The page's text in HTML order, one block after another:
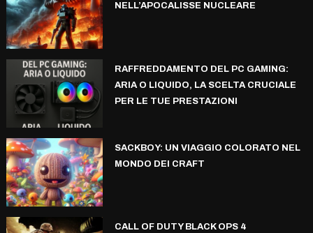
NELL’APOCALISSE NUCLEARE
RAFFREDDAMENTO DEL PC GAMING:
ARIA O LIQUIDO, LA SCELTA CRUCIALE
PER LE TUE PRESTAZIONI
SACKBOY: UN VIAGGIO COLORATO NEL
MONDO DEI CRAFT
CALL OF DUTY BLACK OPS 4